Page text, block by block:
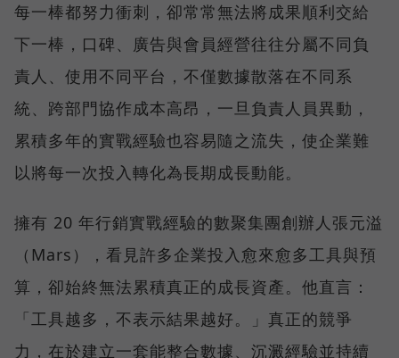
每一棒都努力衝刺，卻常常無法將成果順利交給
下一棒，口碑、廣告與會員經營往往分屬不同負
責人、使用不同平台，不僅數據散落在不同系
統、跨部門協作成本高昂，一旦負責人員異動，
累積多年的實戰經驗也容易隨之流失，使企業難
以將每一次投入轉化為長期成長動能。
擁有 20 年行銷實戰經驗的數聚集團創辦人張元溢
（Mars），看見許多企業投入愈來愈多工具與預
算，卻始終無法累積真正的成長資產。他直言：
「工具越多，不表示結果越好。」真正的競爭
力，在於建立一套能整合數據、沉澱經驗並持續